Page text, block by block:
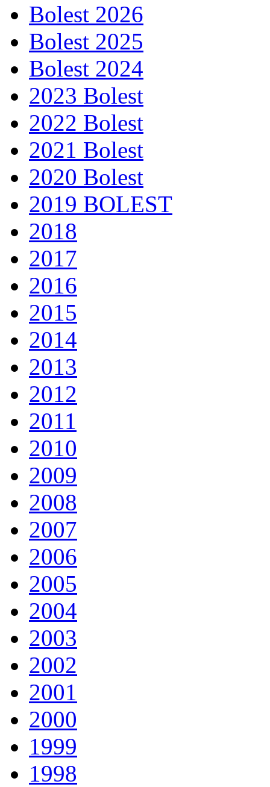
Bolest 2026
Bolest 2025
Bolest 2024
2023 Bolest
2022 Bolest
2021 Bolest
2020 Bolest
2019 BOLEST
2018
2017
2016
2015
2014
2013
2012
2011
2010
2009
2008
2007
2006
2005
2004
2003
2002
2001
2000
1999
1998